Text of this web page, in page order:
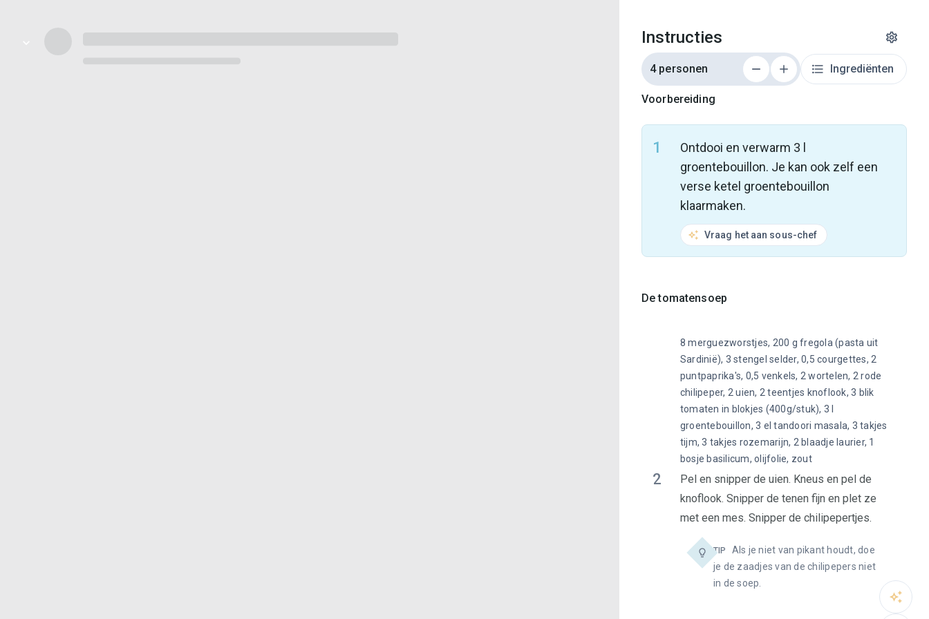
Instructies
4 personen Ingrediënten
Voorbereiding
1
Ontdooi en verwarm 3 l
groentebouillon. Je kan ook zelf een
verse ketel groentebouillon
klaarmaken.
Vraag het aan sous-chef
De tomatensoep
2
Pel en snipper de uien. Kneus en pel de
knoflook. Snipper de tenen fijn en plet ze
met een mes. Snipper de chilipepertjes.
TIP
Als je niet van pikant houdt, doe
je de zaadjes van de chilipepers niet
in de soep.
8 merguezworstjes, 200 g fregola (pasta uit
Sardinië), 3 stengel selder, 0,5 courgettes, 2
puntpaprika's, 0,5 venkels, 2 wortelen, 2 rode
chilipeper, 2 uien, 2 teentjes knoflook, 3 blik
tomaten in blokjes (400g/stuk), 3 l
groentebouillon, 3 el tandoori masala, 3 takjes
tijm, 3 takjes rozemarijn, 2 blaadje laurier, 1
bosje basilicum, olijfolie, zout